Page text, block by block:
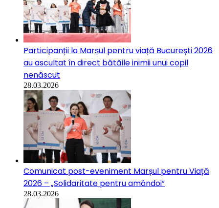
Participanții la Marșul pentru viață București 2026
au ascultat în direct bătăile inimii unui copil
nenăscut
28.03.2026
Comunicat post-eveniment Marșul pentru Viață
2026 – „Solidaritate pentru amândoi”
28.03.2026